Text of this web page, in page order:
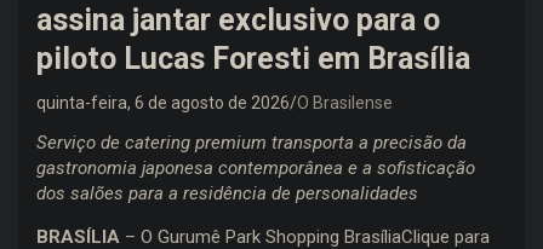
assina jantar exclusivo para o
piloto Lucas Foresti em Brasília
quinta-feira, 6 de agosto de 2026 O Brasilense
Serviço de catering premium transporta a precisão da
gastronomia japonesa contemporânea e a sofisticação
dos salões para a residência de personalidades
BRASÍLIA – O Gurumê Park Shopping BrasíliaClique para